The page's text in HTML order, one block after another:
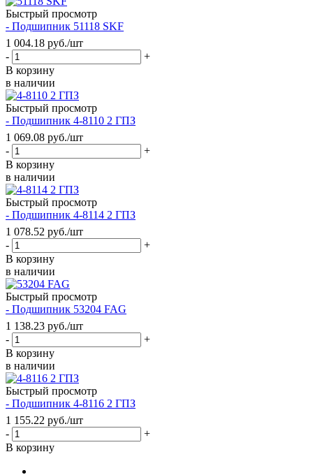
Быстрый просмотр
- Подшипник 51118 SKF
1 004.18 руб./шт
-
+
В корзину
в наличии
Быстрый просмотр
- Подшипник 4-8110 2 ГПЗ
1 069.08 руб./шт
-
+
В корзину
в наличии
Быстрый просмотр
- Подшипник 4-8114 2 ГПЗ
1 078.52 руб./шт
-
+
В корзину
в наличии
Быстрый просмотр
- Подшипник 53204 FAG
1 138.23 руб./шт
-
+
В корзину
в наличии
Быстрый просмотр
- Подшипник 4-8116 2 ГПЗ
1 155.22 руб./шт
-
+
В корзину